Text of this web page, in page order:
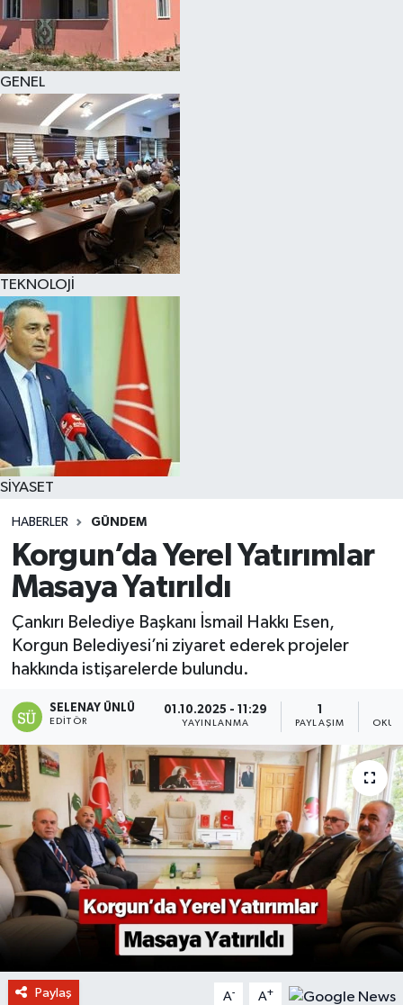
GENEL
TEKNOLOJİ
SİYASET
HABERLER GÜNDEM
Korgun’da Yerel Yatırımlar
Masaya Yatırıldı
Çankırı Belediye Başkanı İsmail Hakkı Esen,
Korgun Belediyesi’ni ziyaret ederek projeler
hakkında istişarelerde bulundu.
SELENAY ÜNLÜ
EDITÖR
01.10.2025 - 11:29
YAYINLANMA PAYLAŞIM
Paylaş A- A+